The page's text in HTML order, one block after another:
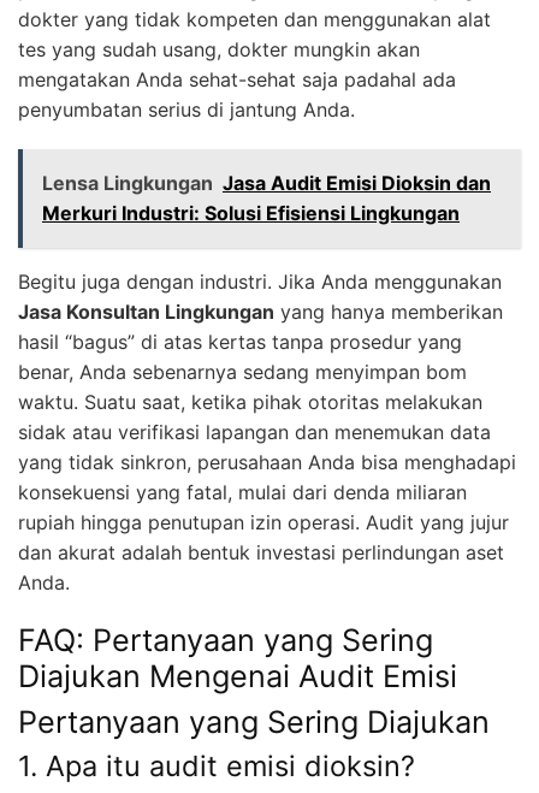
dokter yang tidak kompeten dan menggunakan alat
tes yang sudah usang, dokter mungkin akan
mengatakan Anda sehat-sehat saja padahal ada
penyumbatan serius di jantung Anda.
Lensa Lingkungan Jasa Audit Emisi Dioksin dan
Merkuri Industri: Solusi Efisiensi Lingkungan
Begitu juga dengan industri. Jika Anda menggunakan
Jasa Konsultan Lingkungan yang hanya memberikan
hasil “bagus” di atas kertas tanpa prosedur yang
benar, Anda sebenarnya sedang menyimpan bom
waktu. Suatu saat, ketika pihak otoritas melakukan
sidak atau verifikasi lapangan dan menemukan data
yang tidak sinkron, perusahaan Anda bisa menghadapi
konsekuensi yang fatal, mulai dari denda miliaran
rupiah hingga penutupan izin operasi. Audit yang jujur
dan akurat adalah bentuk investasi perlindungan aset
Anda.
FAQ: Pertanyaan yang Sering
Diajukan Mengenai Audit Emisi
Pertanyaan yang Sering Diajukan
1. Apa itu audit emisi dioksin?